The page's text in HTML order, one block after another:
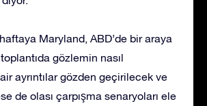
Maryland, ABD’de bir araya
gözlemin nasıl
ayrıntılar gözden geçirilecek ve
de olası çarpışma senaryoları ele